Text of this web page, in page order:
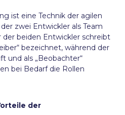
ist eine Technik der agilen
zwei Entwickler als Team
beiden Entwickler schreibt
bezeichnet, während der
und als „Beobachter“
bei Bedarf die Rollen
der